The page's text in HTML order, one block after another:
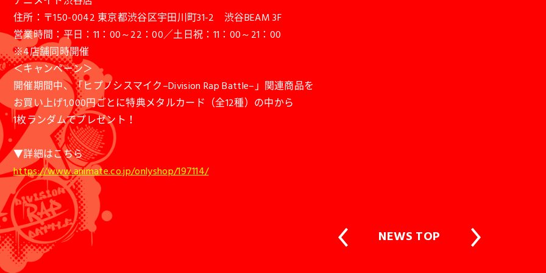
住所：〒150-0042 東京都渋谷区宇田川町31-2 渋谷BEAM 3F
営業時間：平日：11：00～22：00／土日祝：11：00～21：00
※4店舗同時開催
＜キャンペーン＞
開催期間中、「ヒプノシスマイク–Division Rap Battle–」関連商品を
お買い上げ1,000円ごとに特典メタルカード（全12種）の中から
1枚ランダムでプレゼント！
▼詳細はこちら
https://www.animate.co.jp/onlyshop/197114/
NEWS TOP